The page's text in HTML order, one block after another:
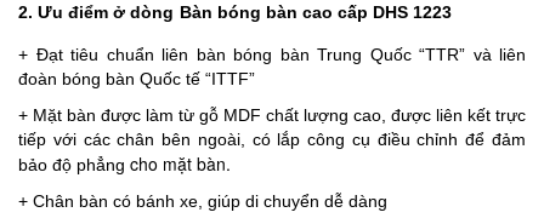
2. Ưu điểm ở dòng Bàn bóng bàn cao cấp DHS 1223
+ Đạt tiêu chuẩn liên bàn bóng bàn Trung Quốc “TTR” và liên
đoàn bóng bàn Quốc tế “ITTF”
+ Mặt bàn được làm từ gỗ MDF chất lượng cao, được liên kết trực
tiếp với các chân bên ngoài, có lắp công cụ điều chỉnh để đảm
bảo độ phẳng cho mặt bàn.
+ Chân bàn có bánh xe, giúp di chuyển dễ dàng